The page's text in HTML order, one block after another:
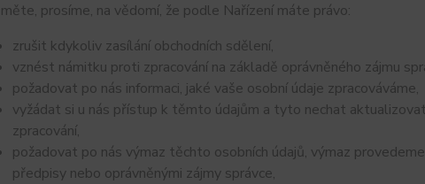
prosíme, na vědomí, že podle Nařízení máte právo:
zrušit kdykoliv zasílání obchodních sdělení,
vznést námitku proti zpracování na základě oprávněného zájmu
požadovat po nás informaci, jaké vaše osobní údaje zpracováváme,
vyžádat si u nás přístup k těmto údajům a tyto nechat
zpracování,
požadovat po nás výmaz těchto osobních údajů, výmaz
předpisy nebo oprávněnými zájmy správce,